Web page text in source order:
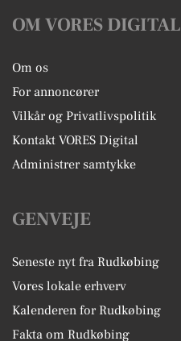
OM VORES DIGITAL
Om os
For annoncører
Vilkår og Privatlivspolitik
Kontakt VORES Digital
Administrer samtykke
GENVEJE
Seneste nyt fra Rudkøbing
Vores lokale erhverv
Kalenderen for Rudkøbing
Fakta om Rudkøbing